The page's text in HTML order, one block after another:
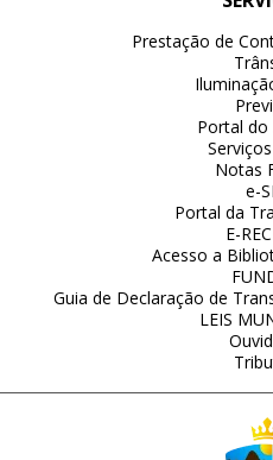
Prestação de
Portal do
Notas
e-
Portal da
E-
Acesso a
Guia de Declaração de
LEIS